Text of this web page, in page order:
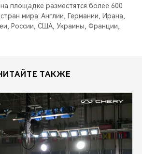
площадке разместятся более 600
мира: Англии, Германии, Ирана,
России, США, Украины, Франции,
ТАКЖЕ